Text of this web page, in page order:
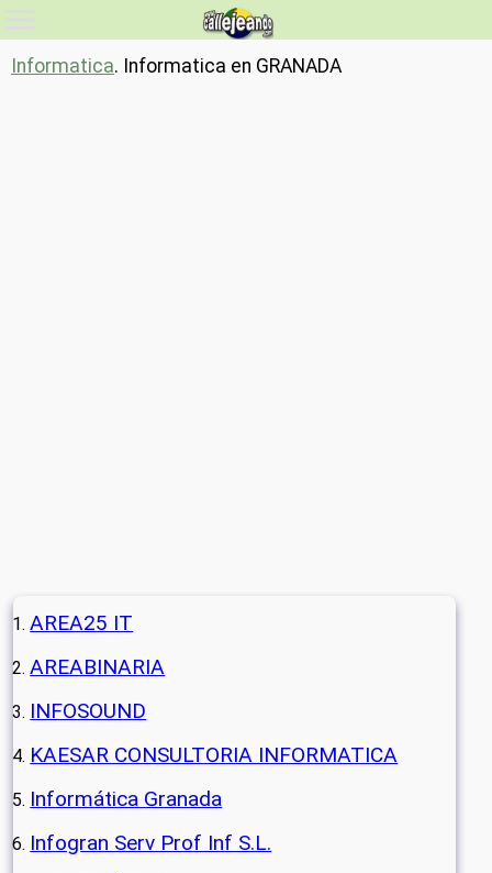
Informatica. Informatica en GRANADA
AREA25 IT
AREABINARIA
INFOSOUND
KAESAR CONSULTORIA INFORMATICA
Informática Granada
Infogran Serv Prof Inf S.L.